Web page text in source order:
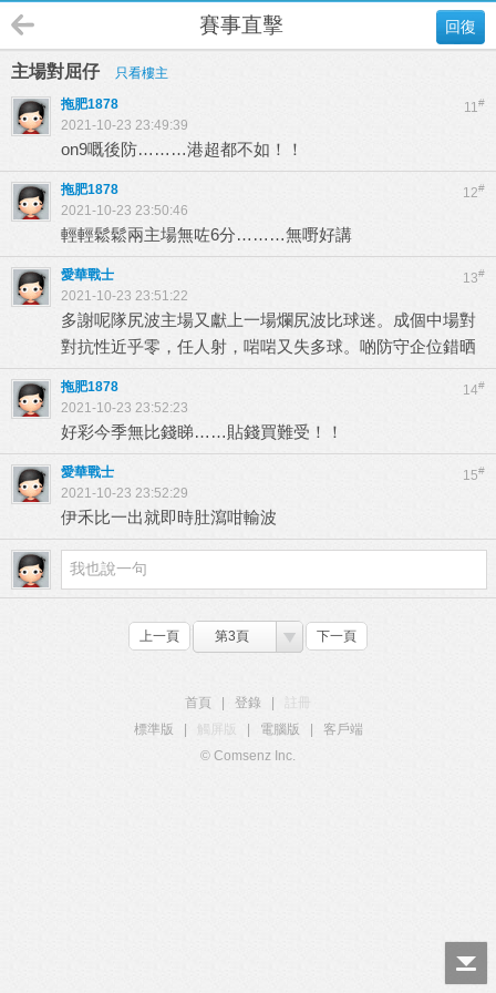
回復
賽事直擊
主場對屈仔 只看樓主
11#
拖肥1878
2021-10-23 23:49:39
on9嘅後防………港超都不如！！
12#
拖肥1878
2021-10-23 23:50:46
輕輕鬆鬆兩主場無咗6分………無嘢好講
13#
愛華戰士
2021-10-23 23:51:22
多謝呢隊尻波主場又獻上一場爛尻波比球迷。成個中場對
對抗性近乎零，任人射，啱啱又失多球。啲防守企位錯晒
14#
拖肥1878
2021-10-23 23:52:23
好彩今季無比錢睇……貼錢買難受！！
15#
愛華戰士
2021-10-23 23:52:29
伊禾比一出就即時肚瀉咁輸波
上一頁 第3頁 下一頁
首頁 登錄
標準版
觸屏版 電腦版
客戶端
© Comsenz Inc.